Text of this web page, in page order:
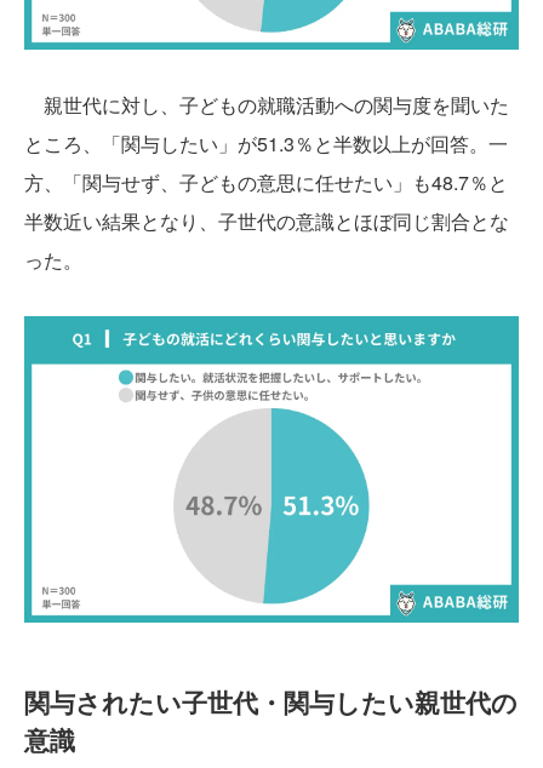
親世代に対し、子どもの就職活動への関与度を聞いた
ところ、「関与したい」が51.3％と半数以上が回答。一
方、「関与せず、子どもの意思に任せたい」も48.7％と
半数近い結果となり、子世代の意識とほぼ同じ割合とな
った。
関与されたい子世代・関与したい親世代の
意識